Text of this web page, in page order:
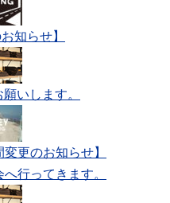
知らせ】
いします。
更のお知らせ】
行ってきます。